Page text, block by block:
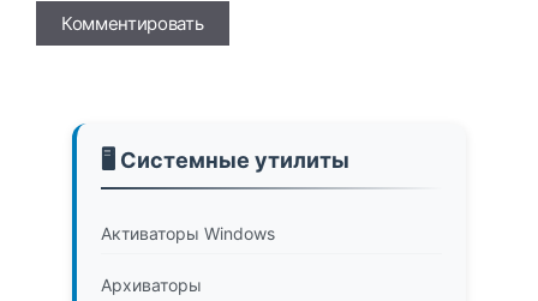
Имя
🖥️ Системные утилиты
Активаторы Windows
Архиваторы